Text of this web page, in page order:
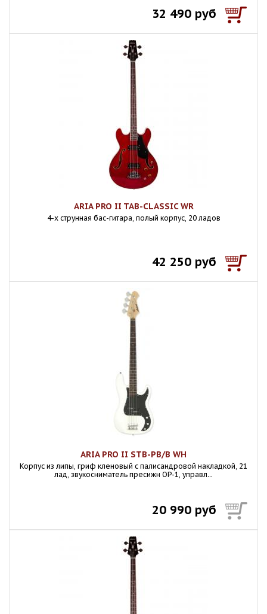
32 490 руб
ARIA PRO II TAB-CLASSIC WR
4-х струнная бас-гитара, полый корпус, 20 ладов
42 250 руб
ARIA PRO II STB-PB/B WH
Корпус из липы, гриф кленовый с палисандровой накладкой, 21
лад, звукосниматель пресижн OP-1, управл...
20 990 руб